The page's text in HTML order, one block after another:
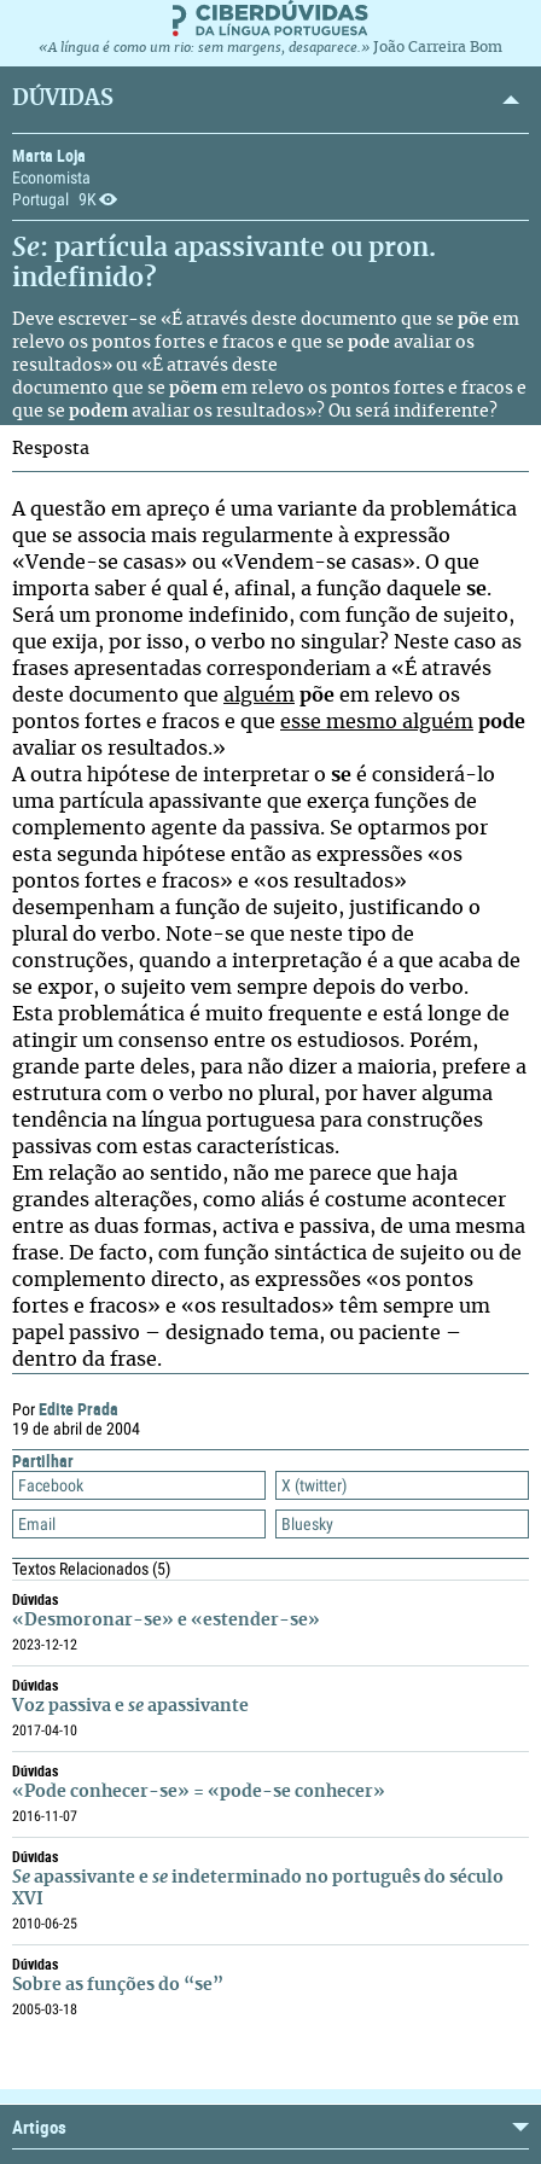
«A língua é como um rio: sem margens, desaparece.» João Carreira Bom
DÚVIDAS
Marta Loja
Economista
Portugal 9K
Se: partícula apassivante ou pron.
indefinido?
Deve escrever-se «É através deste documento que se põe em
relevo os pontos fortes e fracos e que se pode avaliar os
resultados» ou «É através deste
documento que se põem em relevo os pontos fortes e fracos e
que se podem avaliar os resultados»? Ou será indiferente?
PorEdite Prada
19 de abril de 2004
Partilhar
Facebook
X (twitter)
Email
Bluesky
Textos Relacionados(5)
Dúvidas
«Desmoronar-se» e «estender-se»
2023-12-12
Dúvidas
Voz passiva e se apassivante
2017-04-10
Dúvidas
«Pode conhecer-se» = «pode-se conhecer»
2016-11-07
Dúvidas
Se apassivante e se indeterminado no português do século
XVI
2010-06-25
Dúvidas
Sobre as funções do “se”
2005-03-18
Resposta
A questão em apreço é uma variante da problemática
que se associa mais regularmente à expressão
«Vende-se casas» ou «Vendem-se casas». O que
importa saber é qual é, afinal, a função daquele se.
Será um pronome indefinido, com função de sujeito,
que exija, por isso, o verbo no singular? Neste caso as
frases apresentadas corresponderiam a «É através
deste documento que alguém põe em relevo os
pontos fortes e fracos e que esse mesmo alguém pode
avaliar os resultados.»
A outra hipótese de interpretar o se é considerá-lo
uma partícula apassivante que exerça funções de
complemento agente da passiva. Se optarmos por
esta segunda hipótese então as expressões «os
pontos fortes e fracos» e «os resultados»
desempenham a função de sujeito, justificando o
plural do verbo. Note-se que neste tipo de
construções, quando a interpretação é a que acaba de
se expor, o sujeito vem sempre depois do verbo.
Esta problemática é muito frequente e está longe de
atingir um consenso entre os estudiosos. Porém,
grande parte deles, para não dizer a maioria, prefere a
estrutura com o verbo no plural, por haver alguma
tendência na língua portuguesa para construções
passivas com estas características.
Em relação ao sentido, não me parece que haja
grandes alterações, como aliás é costume acontecer
entre as duas formas, activa e passiva, de uma mesma
frase. De facto, com função sintáctica de sujeito ou de
complemento directo, as expressões «os pontos
fortes e fracos» e «os resultados» têm sempre um
papel passivo – designado tema, ou paciente –
dentro da frase.
Artigos